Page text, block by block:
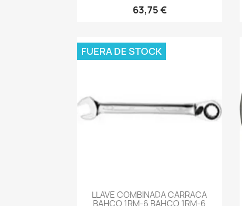
63,75 €
-->
LLAVE COMBINADA CARRACA
BAHCO 1RM-6 BAHCO 1RM-6
FUERA DE STOCK